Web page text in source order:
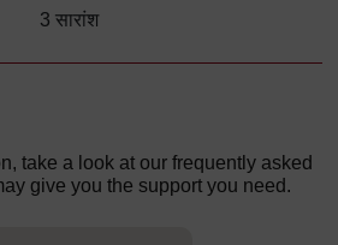
3 सारांश
take a look at our frequently asked
give you the support you need.